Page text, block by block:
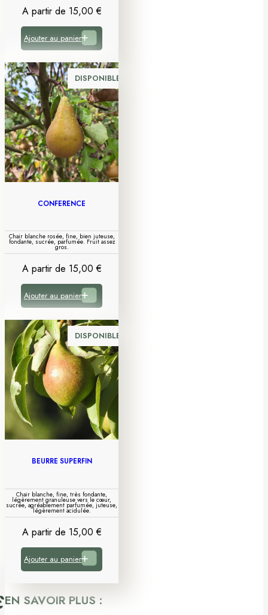
A partir de 15,00€
Ajouter au panier
DISPONIBLE
CONFÉRENCE
Chair blanche rosée, fine, bien juteuse,
fondante, sucrée, parfumée. Fruit assez
gros.
A partir de 15,00€
Ajouter au panier
DISPONIBLE
BEURRÉ SUPERFIN
Chair blanche, fine, très fondante,
légèrement granuleuse vers le cœur,
sucrée, agréablement parfumée, juteuse,
légèrement acidulée.
A partir de 15,00€
Ajouter au panier
EN SAVOIR PLUS :